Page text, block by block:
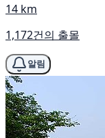
14 km
1,172건의 출몰
알림